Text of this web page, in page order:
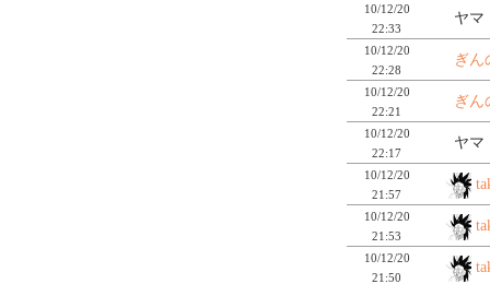
10/12/20
22:33
ヤマ
10/12/20
22:28
ぎん
10/12/20
22:21
ぎん
10/12/20
22:17
ヤマ
10/12/20
21:57
10/12/20
21:53
10/12/20
21:50